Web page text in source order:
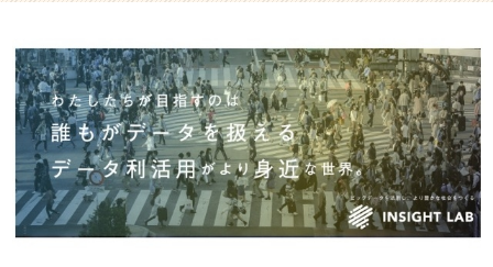
L
A
B
株
式
会
社
の
タ